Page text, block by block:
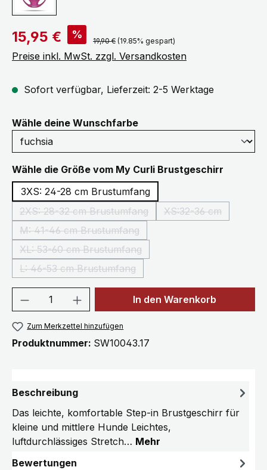
Verkaufspreis:
15,95 € % Regulärer Preis:
19,90 € (19.85% gespart)
Preise inkl. MwSt. zzgl. Versandkosten
Sofort verfügbar, Lieferzeit: 2-5 Werktage
Wähle deine Wunschfarbeauswählen
Wähle die Größe vom My Curli Brustgeschirr
3XS: 24-28 cm Brustumfang
2XS: 28-32 cm Brustumfang
(Diese Option ist zurzeit nicht verfügbar.)
XS:32-36 cm
(Diese Option ist
M: 41-46 cm Brustumfang
(Diese Option ist zurzeit nicht verfügbar.)
XL: 53-60 cm Brustumfang
(Diese Option ist zurzeit nicht verfügbar.)
L: 46-53 cm Brustumfang
(Diese Option ist zurzeit nicht verfügbar.)
Produkt Anzahl: Gib denIn den Warenkorb
Zum Merkzettel hinzufügen
Produktnummer: SW10043.17
Beschreibung
Das leichte, komfortable Step-in Brustgeschirr für
kleine und mittlere Hunde Leichtes,
luftdurchlässiges Stretch… Mehr
Bewertungen